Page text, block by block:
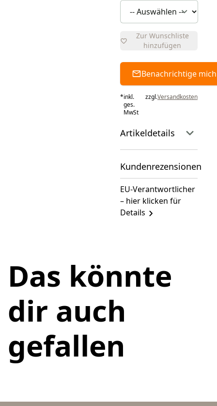
Zur Wunschliste
hinzufügen
Benachrichtige mich
*inkl.
ges.
MwSt
zzgl.Versandkosten
Artikeldetails
Kundenrezensionen
EU-Verantwortlicher
– hier klicken für
Details
Das könnte
dir auch
gefallen